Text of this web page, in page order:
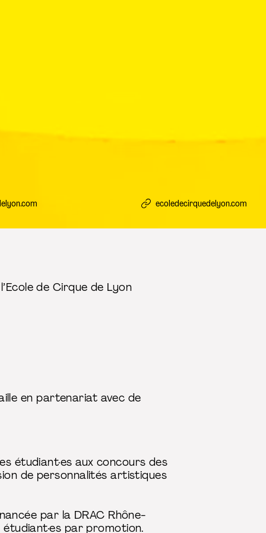
ecoledecirquedelyon.com
de Cirque de Lyon
en partenariat avec de
étudiant·es aux concours des
de personnalités artistiques
par la DRAC Rhône-
étudiant·es par promotion.